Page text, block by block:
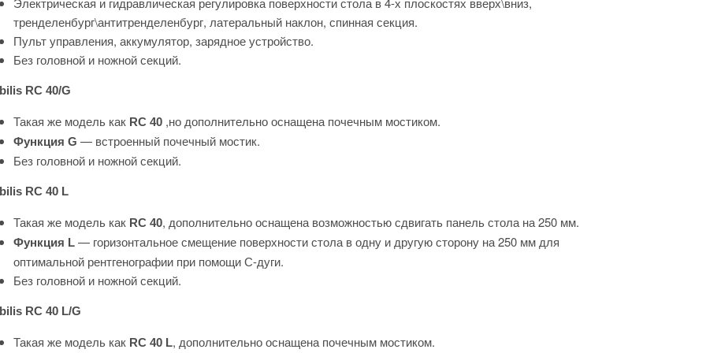
тренделенбург\антитренделенбург, латеральный наклон, спинная секция.
Пульт управления, аккумулятор, зарядное устройство.
Без головной и ножной секций.
RC 40/G
Такая же модель как RC 40,но дополнительно оснащена почечным мостиком.
Функция G — встроенный почечный мостик.
Без головной и ножной секций.
RC 40 L
Такая же модель как RC 40, дополнительно оснащена возможностью сдвигать панель стола на 250 мм.
Функция L— горизонтальное смещение поверхности стола в одну и другую сторону на 250 мм для
оптимальной рентгенографии при помощи С-дуги.
Без головной и ножной секций.
RC 40 L/G
Такая же модель какRC 40 L, дополнительно оснащена почечным мостиком.